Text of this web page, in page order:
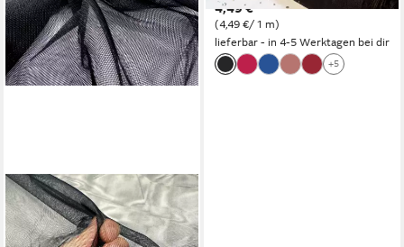
MAGAM-STOFFE
Stoff "Jasmin", weicher
Tüllstoff für Bekleidung Deko
4,49 €
(4,49 €/ 1 m)
lieferbar - in 4-5 Werktagen bei dir
+5